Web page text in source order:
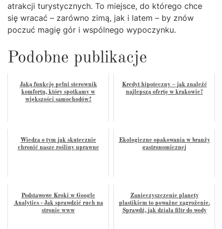
atrakcji turystycznych. To miejsce, do którego chce
się wracać – zarówno zimą, jak i latem – by znów
poczuć magię gór i wspólnego wypoczynku.
Podobne publikacje
Jaką funkcję pełni sterownik
komfortu, który spotkamy w
większości samochodów?
Kredyt hipoteczny – jak znaleźć
najlepszą ofertę w krakowie?
Wiedza o tym jak skutecznie
chronić nasze rośliny uprawne
Ekologiczne opakowania w branży
gastronomicznej
Podstawowe Kroki w Google
Analytics - Jak sprawdzić ruch na
stronie www
Zanieczyszczenie planety
plastikiem to poważne zagrożenie.
Sprawdź, jak działa filtr do wody